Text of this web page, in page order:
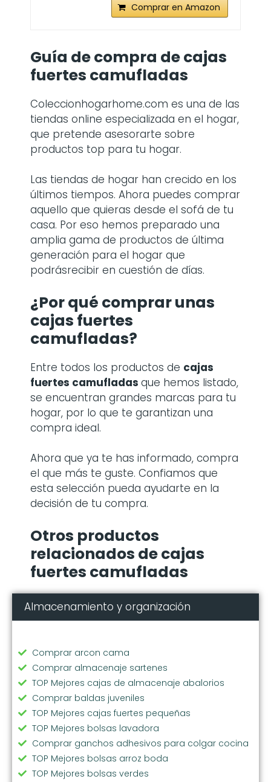
Comprar en Amazon
Guía de compra de cajas
fuertes camufladas
Coleccionhogarhome.com es una de las
tiendas online especializada en el hogar,
que pretende asesorarte sobre
productos top para tu hogar.
Las tiendas de hogar han crecido en los
últimos tiempos. Ahora puedes comprar
aquello que quieras desde el sofá de tu
casa. Por eso hemos preparado una
amplia gama de productos de última
generación para el hogar que
podrásrecibir en cuestión de días.
¿Por qué comprarunas
cajas fuertes
camufladas?
Entre todos los productos de cajas
fuertes camufladas que hemos listado,
se encuentran grandes marcas para tu
hogar, por lo que te garantizan una
compra ideal.
Ahora que ya te has informado, compra
el que más te guste. Confiamos que
esta selección pueda ayudarte en la
decisión de tu compra.
Otros productos
relacionados de cajas
fuertes camufladas
Almacenamiento y organización
Comprar arcon cama
Comprar almacenaje sartenes
TOP Mejores cajas de almacenaje abalorios
Comprar baldas juveniles
TOP Mejores cajas fuertes pequeñas
TOP Mejores bolsas lavadora
Comprar ganchos adhesivos para colgar cocina
TOP Mejores bolsas arroz boda
TOP Mejores bolsas verdes